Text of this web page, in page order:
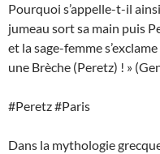
Pourquoi s’appelle-t-il
jumeau sort sa main puis
et la sage-femme
une Brèche (Peretz) ! »
#Peretz #Paris
Dans la mythologie